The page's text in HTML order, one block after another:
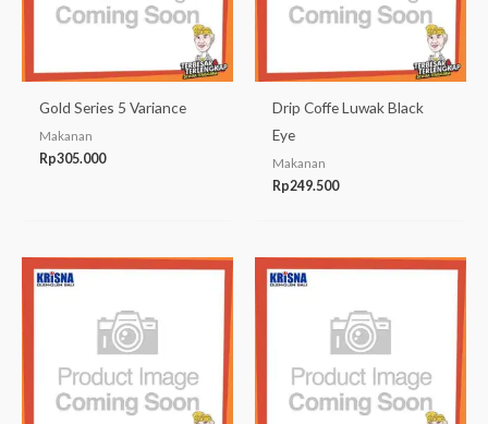
Gold Series 5 Variance
Makanan
Rp305.000
Drip Coffe Luwak Black
Eye
Makanan
Rp249.500